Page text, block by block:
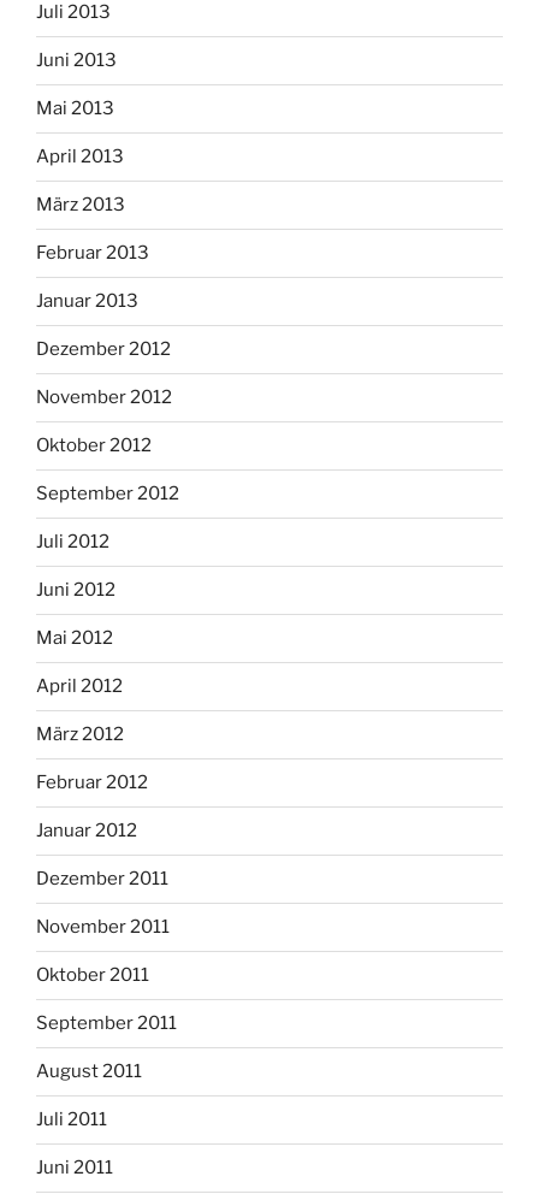
Juli 2013
Juni 2013
Mai 2013
April 2013
März 2013
Februar 2013
Januar 2013
Dezember 2012
November 2012
Oktober 2012
September 2012
Juli 2012
Juni 2012
Mai 2012
April 2012
März 2012
Februar 2012
Januar 2012
Dezember 2011
November 2011
Oktober 2011
September 2011
August 2011
Juli 2011
Juni 2011